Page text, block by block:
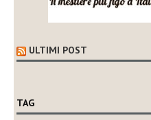
ULTIMI POST
TAG